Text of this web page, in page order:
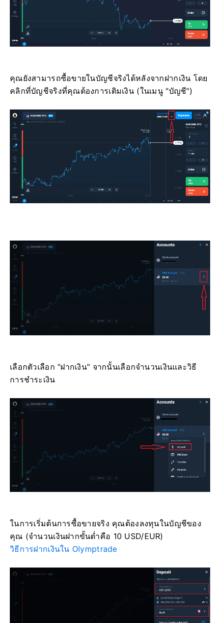
คุณยังสามารถซื้อขายในบัญชีจริงได้หลังจากฝากเงิน โดย
คลิกที่บัญชีจริงที่คุณต้องการเติมเงิน (ในเมนู "บัญชี")
เลือกตัวเลือก "ฝากเงิน" จากนั้นเลือกจำนวนเงินและวิธี
การชำระเงิน
ในการเริ่มต้นการซื้อขายจริง คุณต้องลงทุนในบัญชีของ
คุณ (จำนวนเงินฝากขั้นต่ำคือ 10 USD/EUR)
วิธีการฝากเงินใน Olymptrade